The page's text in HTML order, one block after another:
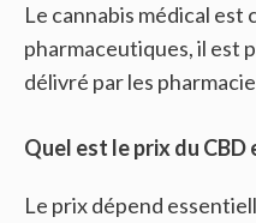
Le cannabis médical est
pharmaceutiques, il est
délivré par les
Quel est le prix du CBD
Le prix dépend